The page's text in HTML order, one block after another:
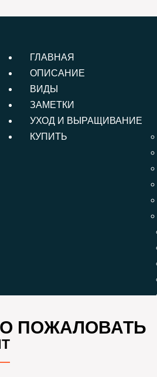
ГЛАВНАЯ
ОПИСАНИЕ
ВИДЫ
ЗАМЕТКИ
УХОД И ВЫРАЩИВАНИЕ
КУПИТЬ
ПОЖАЛОВАТЬ